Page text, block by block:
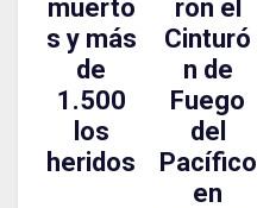
muerto
s y más
de
1.500
los
heridos
ron el
Cinturó
n de
Fuego
del
Pacífico
en